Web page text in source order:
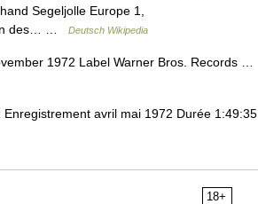
Segeljolle Europe 1,
des… …
Deutsch Wikipedia
1972 Label Warner Bros. Records …
avril mai 1972 Durée 1:49:35
18+